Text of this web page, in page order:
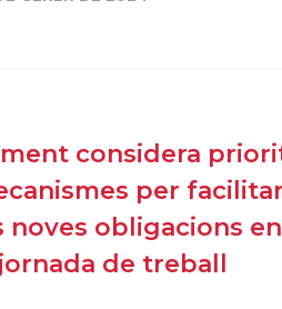
considera
per
noves obligacions
de treball